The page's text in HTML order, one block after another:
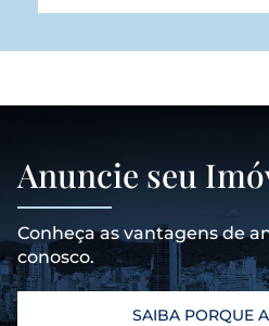
Anuncie seu
Conheça as vantagens de
conosco.
SAIBA PORQUE